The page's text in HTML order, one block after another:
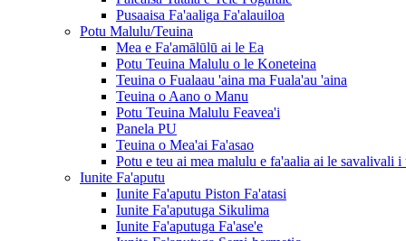
Pusaaisa Fa'aaliga Fa'alauiloa
Potu Malulu/Teuina
Mea e Fa'amālūlū ai le Ea
Potu Teuina Malulu o le Koneteina
Teuina o Fualaau 'aina ma Fuala'au 'aina
Teuina o Aano o Manu
Potu Teuina Malulu Feavea'i
Panela PU
Teuina o Mea'ai Fa'asao
Potu e teu ai mea malulu e fa'aalia ai le savalivali i
Iunite Fa'aputu
Iunite Fa'aputu Piston Fa'atasi
Iunite Fa'aputuga Sikulima
Iunite Fa'aputuga Fa'ase'e